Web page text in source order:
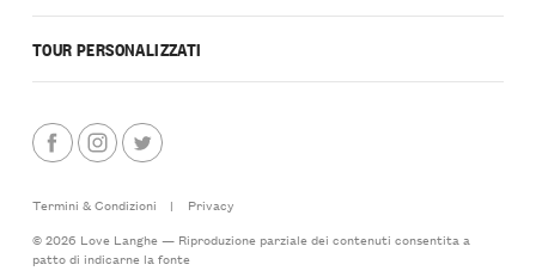
TOUR PERSONALIZZATI
Termini & Condizioni |
Privacy
© 2026 Love Langhe — Riproduzione parziale dei contenuti consentita a
patto di indicarne la fonte